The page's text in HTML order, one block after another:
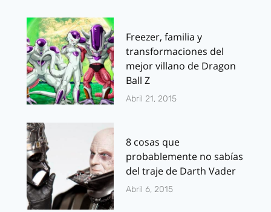
Freezer, familia y
transformaciones del
mejor villano de Dragon
Ball Z
Abril 21, 2015
8 cosas que
probablemente no sabías
del traje de Darth Vader
Abril 6, 2015